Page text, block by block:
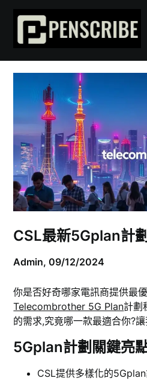
content
CSL最新5Gplan計
Admin,09/12/2024
你是否好奇哪家電訊商提供最
Telecombrother 5G Plan計劃
的需求,究竟哪一款最適合你?
5Gplan計劃關鍵亮
CSL提供多樣化的